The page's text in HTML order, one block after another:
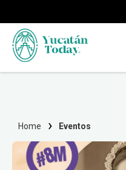
Home Eventos